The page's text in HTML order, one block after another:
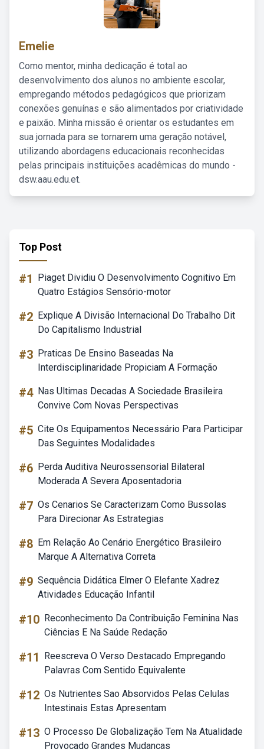
Emelie
Como mentor, minha dedicação é total ao
desenvolvimento dos alunos no ambiente escolar,
empregando métodos pedagógicos que priorizam
conexões genuínas e são alimentados por criatividade
e paixão. Minha missão é orientar os estudantes em
sua jornada para se tornarem uma geração notável,
utilizando abordagens educacionais reconhecidas
pelas principais instituições acadêmicas do mundo -
dsw.aau.edu.et.
Top Post
#1
Piaget Dividiu O Desenvolvimento Cognitivo Em
Quatro Estágios Sensório-motor
#2 Explique A Divisão Internacional Do Trabalho Dit
Do Capitalismo Industrial
#3 Praticas De Ensino Baseadas Na
Interdisciplinaridade Propiciam A Formação
#4 Nas Ultimas Decadas A Sociedade Brasileira
Convive Com Novas Perspectivas
#5 Cite Os Equipamentos Necessário Para Participar
Das Seguintes Modalidades
#6 Perda Auditiva Neurossensorial Bilateral
Moderada A Severa Aposentadoria
#7 Os Cenarios Se Caracterizam Como Bussolas
Para Direcionar As Estrategias
#8 Em Relação Ao Cenário Energético Brasileiro
Marque A Alternativa Correta
#9 Sequência Didática Elmer O Elefante Xadrez
Atividades Educação Infantil
#10 Reconhecimento Da Contribuição Feminina Nas
Ciências E Na Saúde Redação
#11
Reescreva O Verso Destacado Empregando
Palavras Com Sentido Equivalente
#12 Os Nutrientes Sao Absorvidos Pelas Celulas
Intestinais Estas Apresentam
#13 O Processo De Globalização Tem Na Atualidade
Provocado Grandes Mudanças